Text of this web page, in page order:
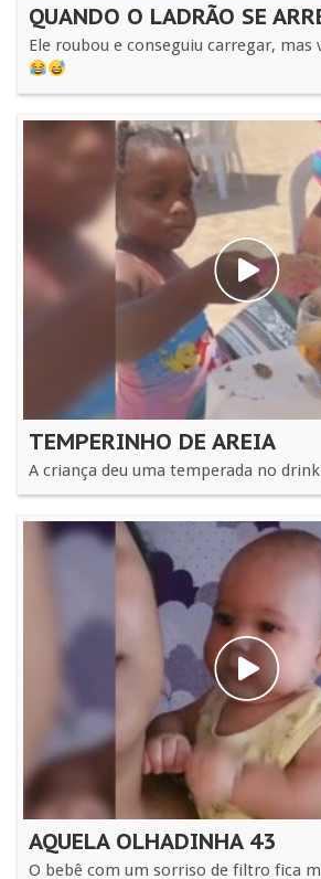
QUANDO O LADRÃO SE
Ele roubou e conseguiu carregar,
TEMPERINHO DE AREIA
A criança deu uma temperada no
AQUELA OLHADINHA 43
O bebê com um sorriso de filtro fica